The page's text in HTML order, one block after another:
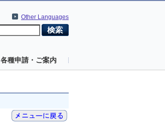
Other Languages
各種申請・ご案内